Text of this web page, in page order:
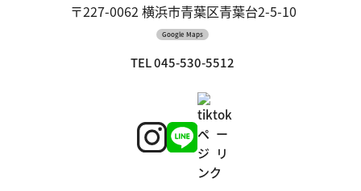
〒227-0062 横浜市青葉区青葉台2-5-10
Google Maps
TEL 045-530-5512